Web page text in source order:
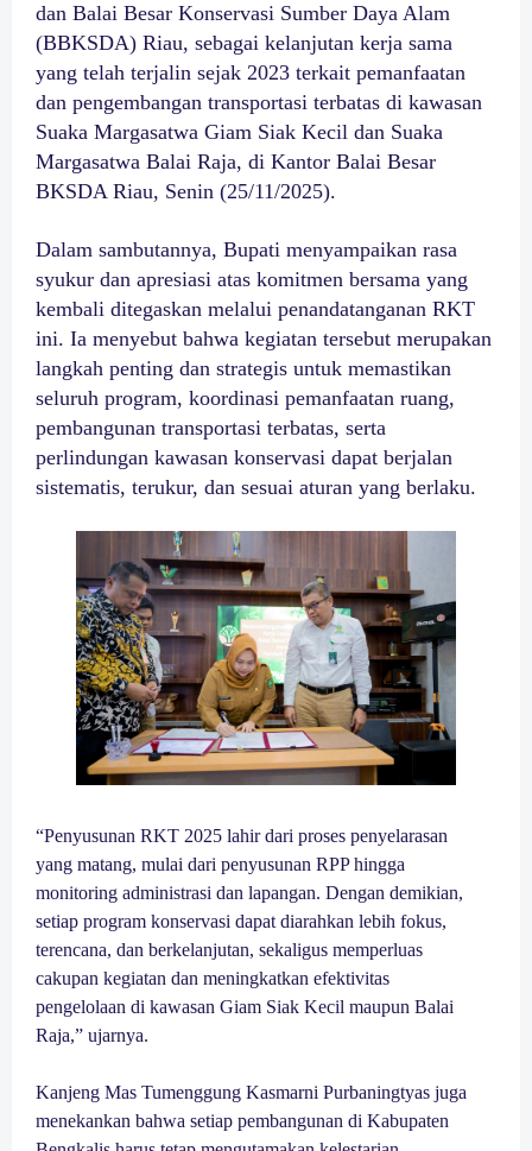
dan Balai Besar Konservasi Sumber Daya Alam
(BBKSDA) Riau, sebagai kelanjutan kerja sama
yang telah terjalin sejak 2023 terkait pemanfaatan
dan pengembangan transportasi terbatas di kawasan
Suaka Margasatwa Giam Siak Kecil dan Suaka
Margasatwa Balai Raja, di Kantor Balai Besar
BKSDA Riau, Senin (25/11/2025).
Dalam sambutannya, Bupati menyampaikan rasa
syukur dan apresiasi atas komitmen bersama yang
kembali ditegaskan melalui penandatanganan RKT
ini. Ia menyebut bahwa kegiatan tersebut merupakan
langkah penting dan strategis untuk memastikan
seluruh program, koordinasi pemanfaatan ruang,
pembangunan transportasi terbatas, serta
perlindungan kawasan konservasi dapat berjalan
sistematis, terukur, dan sesuai aturan yang berlaku.
“Penyusunan RKT 2025 lahir dari proses penyelarasan
yang matang, mulai dari penyusunan RPP hingga
monitoring administrasi dan lapangan. Dengan demikian,
setiap program konservasi dapat diarahkan lebih fokus,
terencana, dan berkelanjutan, sekaligus memperluas
cakupan kegiatan dan meningkatkan efektivitas
pengelolaan di kawasan Giam Siak Kecil maupun Balai
Raja,” ujarnya.
Kanjeng Mas Tumenggung Kasmarni Purbaningtyas juga
menekankan bahwa setiap pembangunan di Kabupaten